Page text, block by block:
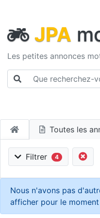
JPA
Les petites annonces
Toutes les
Filtrer 4
Nous n'avons pas
afficher pour le moment